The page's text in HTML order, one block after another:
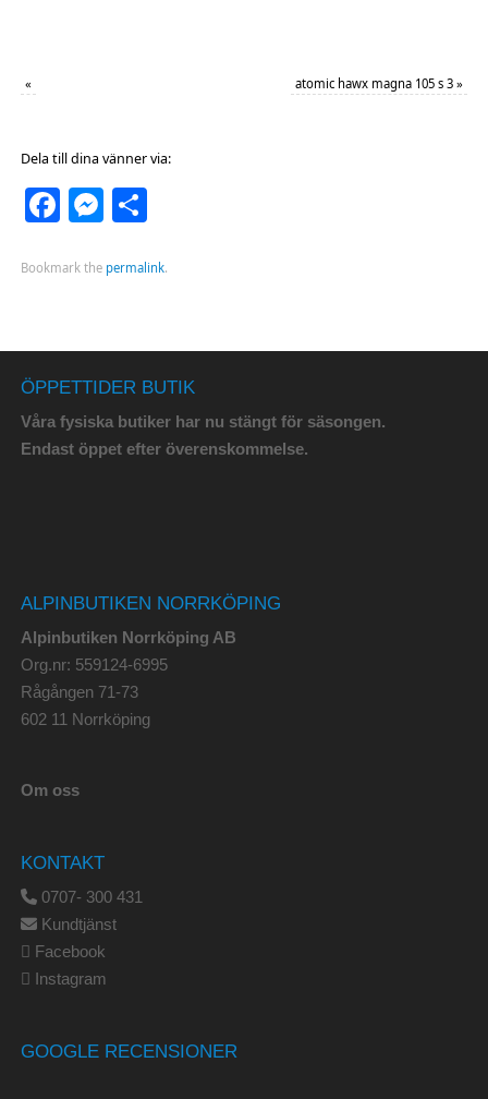
« atomic hawx magna 105 s 3 »
Dela till dina vänner via:
Facebook
Messenger
Dela
Bookmark the permalink.
ÖPPETTIDER BUTIK
Våra fysiska butiker har nu stängt för säsongen.
Endast öppet efter överenskommelse.
ALPINBUTIKEN NORRKÖPING
Alpinbutiken Norrköping AB
Org.nr: 559124-6995
Rågången 71-73
602 11 Norrköping
Om oss
KONTAKT
0707- 300 431
Kundtjänst
Facebook
Instagram
GOOGLE RECENSIONER